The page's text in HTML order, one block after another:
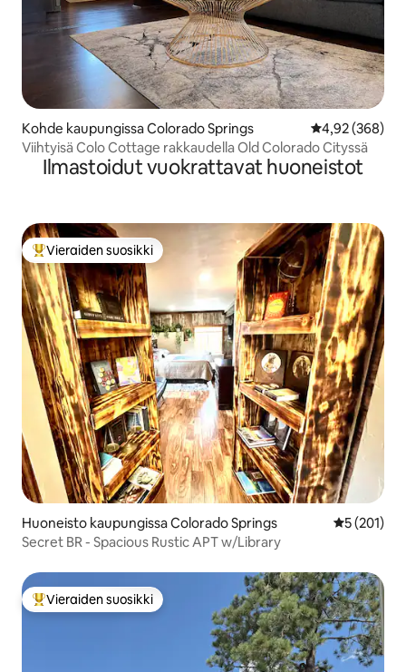
Kohde kaupungissa Colorado Springs
4,92 (368)
Viihtyisä Colo Cottage rakkaudella Old Colorado Cityssä
Ilmastoidut vuokrattavat huoneistot
Vieraiden suosikkien parhaimmistoa
Vieraiden suosikki
Huoneisto kaupungissa Colorado Springs
5 (201)
Secret BR - Spacious Rustic APT w/Library
Vieraiden suosikkien parhaimmistoa
Vieraiden suosikki